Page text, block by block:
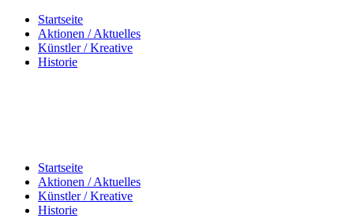
Startseite
Aktionen / Aktuelles
Künstler / Kreative
Historie
Startseite
Aktionen / Aktuelles
Künstler / Kreative
Historie